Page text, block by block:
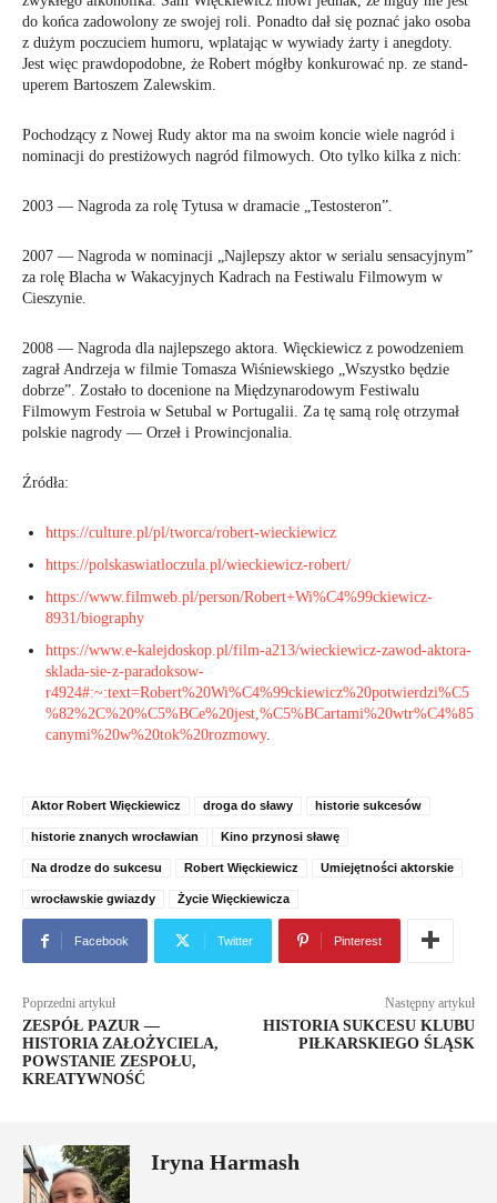
do końca zadowolony ze swojej roli. Ponadto dał się poznać jako osoba
z dużym poczuciem humoru, wplatając w wywiady żarty i anegdoty.
Jest więc prawdopodobne, że Robert mógłby konkurować np. ze stand-
uperem Bartoszem Zalewskim.
Pochodzący z Nowej Rudy aktor ma na swoim koncie wiele nagród i
nominacji do prestiżowych nagród filmowych. Oto tylko kilka z nich:
2003 — Nagroda za rolę Tytusa w dramacie „Testosteron”.
2007 — Nagroda w nominacji „Najlepszy aktor w serialu sensacyjnym”
za rolę Blacha w Wakacyjnych Kadrach na Festiwalu Filmowym w
Cieszynie.
2008 — Nagroda dla najlepszego aktora. Więckiewicz z powodzeniem
zagrał Andrzeja w filmie Tomasza Wiśniewskiego „Wszystko będzie
dobrze”. Zostało to docenione na Międzynarodowym Festiwalu
Filmowym Festroia w Setubal w Portugalii. Za tę samą rolę otrzymał
polskie nagrody — Orzeł i Prowincjonalia.
Źródła:
https://culture.pl/pl/tworca/robert-wieckiewicz
https://polskaswiatloczula.pl/wieckiewicz-robert/
https://www.filmweb.pl/person/Robert+Wi%C4%99ckiewicz-
8931/biography
https://www.e-kalejdoskop.pl/film-a213/wieckiewicz-zawod-aktora-
sklada-sie-z-paradoksow-
r4924#:~:text=Robert%20Wi%C4%99ckiewicz%20potwierdzi%C5
%82%2C%20%C5%BCe%20jest,%C5%BCartami%20wtr%C4%85
canymi%20w%20tok%20rozmowy.
Aktor Robert Więckiewicz droga do sławy historie sukcesów
historie znanych wrocławian Kino przynosi sławę
Na drodze do sukcesu Robert Więckiewicz Umiejętności aktorskie
wrocławskie gwiazdy Życie Więckiewicza
Facebook Twitter Pinterest
Poprzedni artykuł
ZESPÓŁ PAZUR —
HISTORIA ZAŁOŻYCIELA,
POWSTANIE ZESPOŁU,
KREATYWNOŚĆ
Następny artykuł
HISTORIA SUKCESU KLUBU
PIŁKARSKIEGO ŚLĄSK
Iryna Harmash